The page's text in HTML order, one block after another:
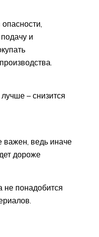
и
– снизится
ведь иначе
дороже
не понадобится